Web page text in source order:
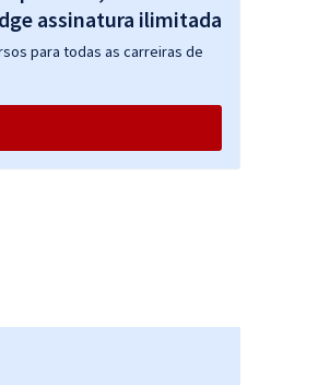
para todas as carreiras de